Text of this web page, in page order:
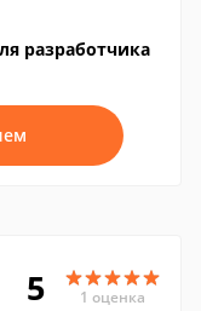
разработчика
5 1 оценка